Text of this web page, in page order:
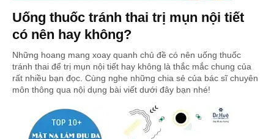
Uống thuốc tránh thai trị mụn nội tiết
có nên hay không?
Những hoang mang xoay quanh chủ đề có nên uống thuốc
tránh thai để trị mụn nội tiết hay không là thắc mắc chung của
rất nhiều bạn đọc. Cùng nghe những chia sẻ của bác sĩ chuyên
môn thông qua nội dụng bài viết dưới đây bạn nhé!